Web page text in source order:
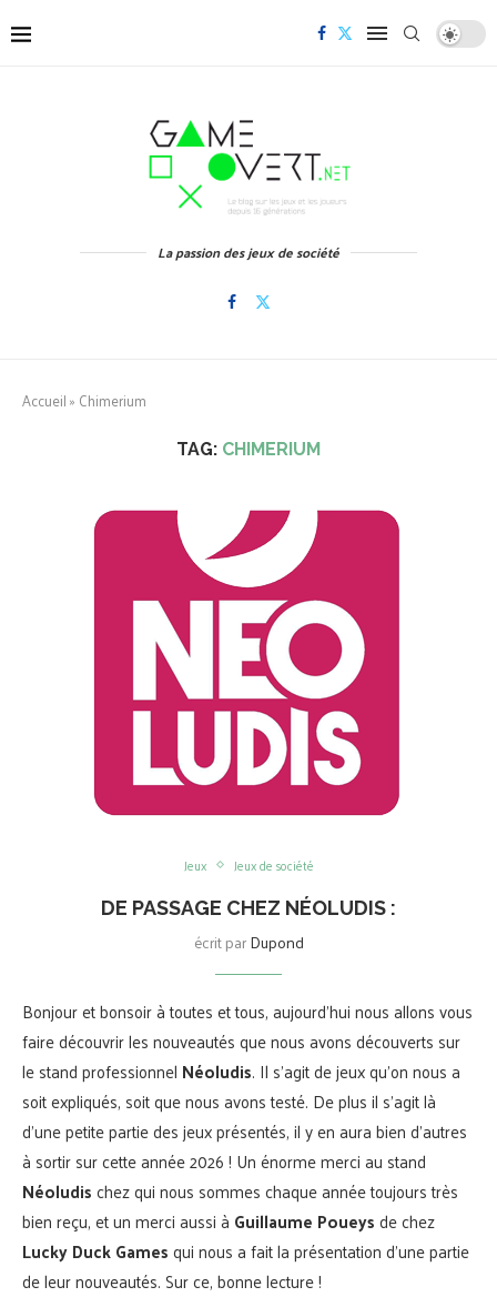
La passion des jeux de société
Accueil» Chimerium
TAG: CHIMERIUM
Jeux Jeux de société
DE PASSAGE CHEZ NÉOLUDIS :
écrit parDupond
Bonjour et bonsoir à toutes et tous, aujourd’hui nous allons vous
faire découvrir les nouveautés que nous avons découverts sur
le stand professionnel Néoludis. Il s’agit de jeux qu’on nous a
soit expliqués, soit que nous avons testé. De plus il s’agit là
d’une petite partie des jeux présentés, il y en aura bien d’autres
à sortir sur cette année 2026 ! Un énorme merci au stand
Néoludischez qui nous sommes chaque année toujours très
bien reçu, et un merci aussi à Guillaume Poueysde chez
Lucky Duck Gamesqui nous a fait la présentation d’une partie
de leur nouveautés. Sur ce, bonne lecture !